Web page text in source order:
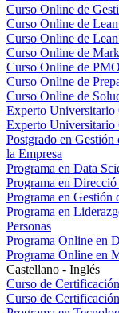
Curso Online de
Curso Online de
Curso Online de
Curso Online de
Curso Online de
Curso Online de
Curso Online de
Experto Universitario
Experto
Postgrado en
la Empresa
Programa en Data
Programa en
Programa en Gestión
Programa en
Personas
Programa Online en
Programa Online en
Castellano - Inglés
Curso de
Curso de